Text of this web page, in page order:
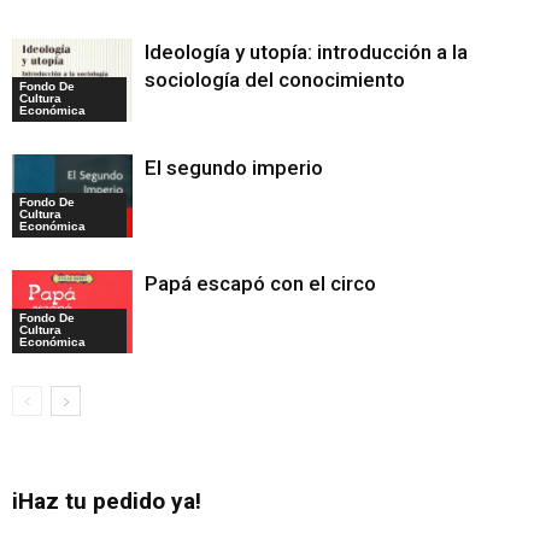
Fondo De
Cultura
Económica
Ideología y utopía: introducción a la
sociología del conocimiento
Fondo De
Cultura
Económica
El segundo imperio
Fondo De
Cultura
Económica
Papá escapó con el circo
iHaz tu pedido ya!